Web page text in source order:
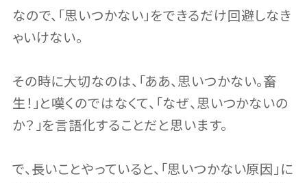
なので、「思いつかない」をできるだけ回避しなき
ゃいけない。
その時に大切なのは、「ああ、思いつかない。畜
生！」と嘆くのではなくて、「なぜ、思いつかないの
か？」を言語化することだと思います。
で、長いことやっていると、「思いつかない原因」に